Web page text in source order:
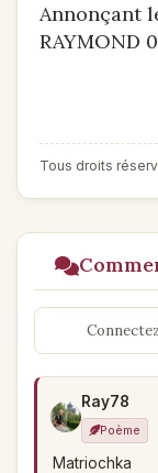
Annonçant
RAYMOND
Tous droits
Ray78
Poème
Matriochka